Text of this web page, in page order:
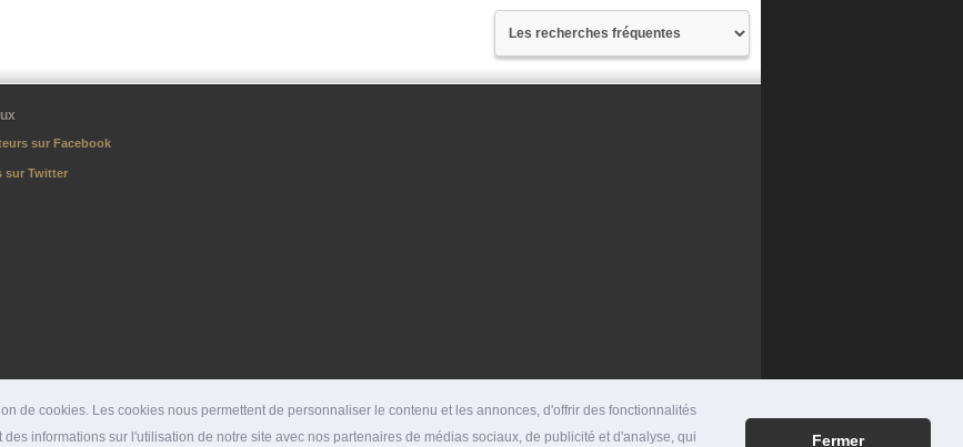
de cookies. Les cookies nous permettent de personnaliser le contenu et les annonces, d'offrir des fonctionnalités
informations sur l'utilisation de notre site avec nos partenaires de médias sociaux, de publicité et d'analyse, qui
Fermer
sur Facebook
sur Twitter